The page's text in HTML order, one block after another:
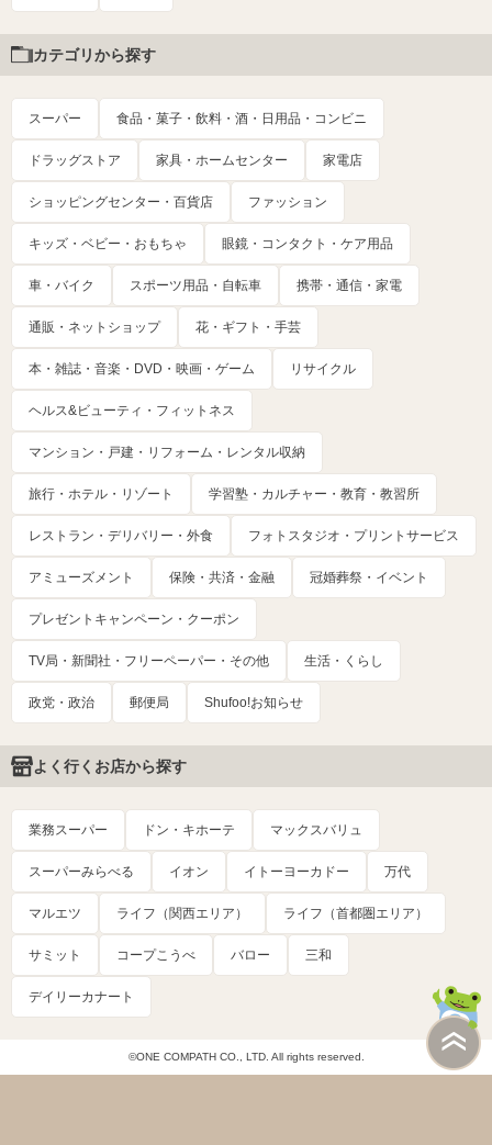
カテゴリから探す
スーパー 食品・菓子・飲料・酒・日用品・コンビニ
ドラッグストア 家具・ホームセンター 家電店
ショッピングセンター・百貨店 ファッション
キッズ・ベビー・おもちゃ 眼鏡・コンタクト・ケア用品
車・バイク スポーツ用品・自転車 携帯・通信・家電
通販・ネットショップ 花・ギフト・手芸
本・雑誌・音楽・DVD・映画・ゲーム リサイクル
ヘルス&ビューティ・フィットネス
マンション・戸建・リフォーム・レンタル収納
旅行・ホテル・リゾート 学習塾・カルチャー・教育・教習所
レストラン・デリバリー・外食 フォトスタジオ・プリントサービス
アミューズメント 保険・共済・金融 冠婚葬祭・イベント
プレゼントキャンペーン・クーポン
TV局・新聞社・フリーペーパー・その他 生活・くらし
政党・政治 郵便局 Shufoo!お知らせ
よく行くお店から探す
業務スーパー ドン・キホーテ マックスバリュ
スーパーみらべる イオン イトーヨーカドー 万代
マルエツ ライフ（関西エリア） ライフ（首都圏エリア）
サミット コープこうべ バロー 三和
デイリーカナート
©ONE COMPATH CO., LTD. All rights reserved.